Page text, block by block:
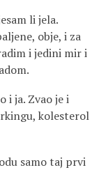
li jela.
obje, i za
i jedini mir i
i ja. Zvao je i
kolesterol
samo taj prvi